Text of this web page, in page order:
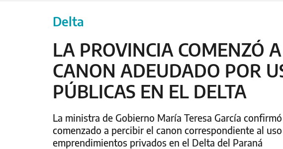
Delta
LA PROVINCIA COMENZÓ
CANON ADEUDADO POR
PÚBLICAS EN EL DELTA
La ministra de Gobierno María Teresa García
comenzado a percibir el canon correspondiente al
emprendimientos privados en el Delta del Paraná